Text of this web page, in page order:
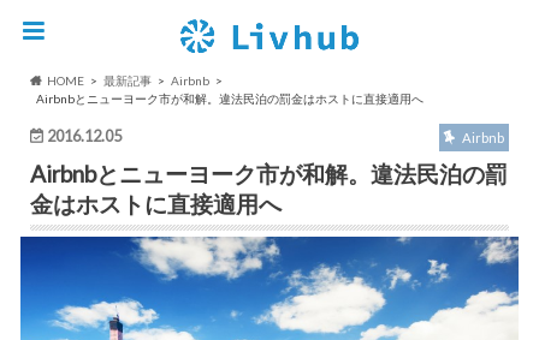
HOME 最新記事
Airbnb
Airbnbとニューヨーク市が和解。違法民泊の罰金はホストに直接適用へ
2016.12.05 Airbnb
Airbnbとニューヨーク市が和解。違法民泊の罰
金はホストに直接適用へ